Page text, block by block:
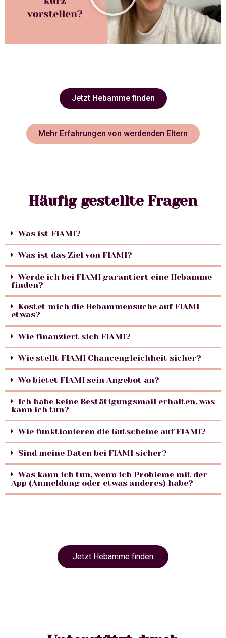
Jetzt Hebamme finden
Mehr Erfahrungen von werdenden Eltern
Häufig gestellte Fragen
Was ist FIAMI?
Was ist das Ziel von FIAMI?
Werde ich bei FIAMI garantiert eine Hebamme
finden?
Kostet mich die Hebammensuche auf FIAMI
etwas?
Wie finanziert sich FIAMI?
Wie stellt FIAMI Chancengleichheit sicher?
Wo bietet FIAMI sein Angebot an?
Ich habe keine Bestätigungsmail erhalten, was
kann ich tun?
Wie funktionieren die Gutscheine auf FIAMI?
Sind meine Daten bei FIAMI sicher?
Was kann ich tun, wenn ich Probleme mit der
App (Anmeldung oder etwas anderes) habe?
Jetzt Hebamme finden